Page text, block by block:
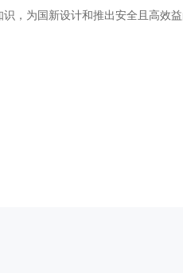
，为国新设计和推出安全且高效益